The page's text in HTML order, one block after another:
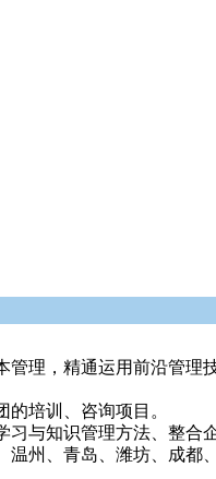
理，精通运用前沿管理
培训、咨询项目。
与知识管理方法、整合
州、青岛、潍坊、成都